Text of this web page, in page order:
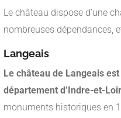
Le château dispose d’une
nombreuses dépendances,
Langeais
Le château de Langeais
département d’Indre-et-
monuments historiques en